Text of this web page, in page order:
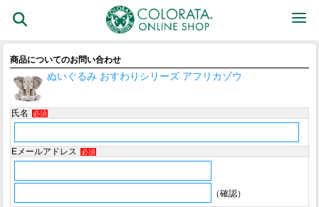
商品についてのお問い合わせ
ぬいぐるみ おすわりシリーズ アフリカゾウ
氏名 必須
Eメールアドレス 必須
（確認）